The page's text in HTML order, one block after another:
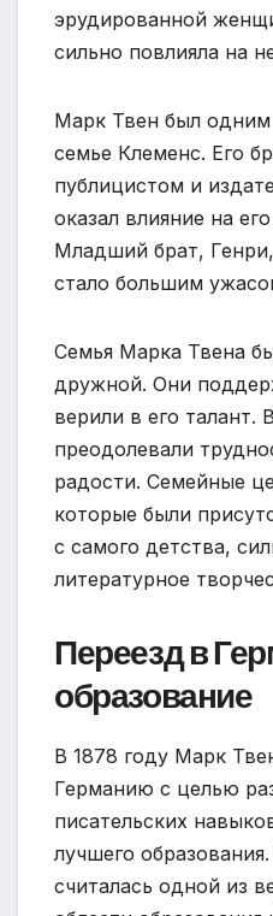
эрудированной
сильно повлияла на
Марк Твен был
семье Клеменс. Его
публицистом и
оказал влияние на
Младший брат,
стало большим
Семья Марка Твена
дружной. Они
верили в его талант.
преодолевали
радости. Семейные
которые были
с самого детства,
литературное
Переезд в
образование
В 1878 году Марк
Германию с целью
писательских
лучшего
считалась одной из